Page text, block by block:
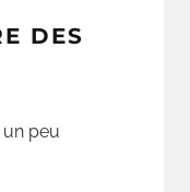
DES
un peu